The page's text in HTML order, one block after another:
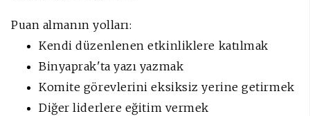
Puan almanın yolları:
Kendi düzenlenen etkinliklere katılmak
Binyaprak'ta yazı yazmak
Komite görevlerini eksiksiz yerine getirmek
Diğer liderlere eğitim vermek